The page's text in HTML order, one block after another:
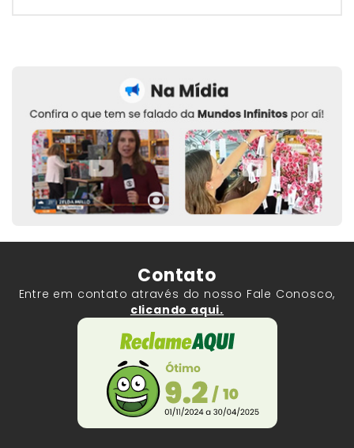
Contato
Entre em contato através do nosso Fale Conosco,
clicando aqui.